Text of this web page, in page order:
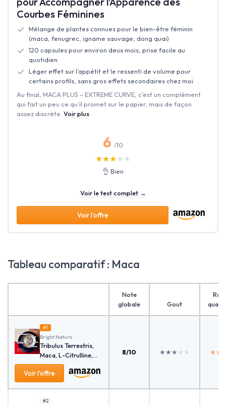
Courbes Féminines
Mélange de plantes connues pour le bien-être féminin
(maca, fenugrec, igname sauvage, dong quai)
120 capsules pour environ deux mois, prise facile au
quotidien
Léger effet sur l’appétit et le ressenti de volume pour
certains profils, sans gros effets secondaires chez moi
Au final, MACA PLUS – EXTREME CURVE, c’est un complément
qui fait un peu ce qu’il promet sur le papier, mais de façon
assez discrète. Voir plus
6 /10
★★★★★
★★★★★
👌 Bien
Voir le test complet →
Voir l'offre
Tableau comparatif : Maca
Note
globale
Gout
#1
Bright Naturo
Tribulus Terrestris,
Maca, L-Citrulline,...
Voir l'offre
8/10 ★★★★★
★★★★★
#2